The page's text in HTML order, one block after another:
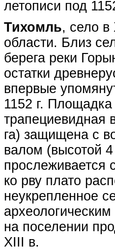
летописи под
Тихомль, село в
области. Близ
берега реки
остатки
впервые
1152 г.
трапециевидная
га) защищена с
валом (высотой
ко рву плато
неукрепленное
на поселении
XIII в.